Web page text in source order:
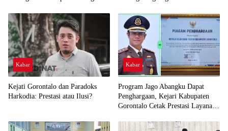
Kabar
Kejati Gorontalo dan Paradoks
Harkodia: Prestasi atau Ilusi?
Kabar
Program Jago Abangku Dapat
Penghargaan, Kejari Kabupaten
Gorontalo Cetak Prestasi Layanan